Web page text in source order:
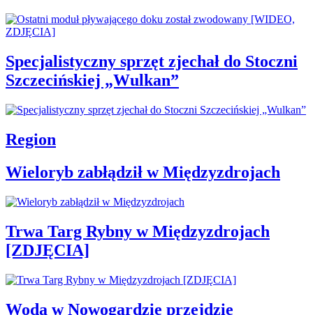
Specjalistyczny sprzęt zjechał do Stoczni
Szczecińskiej „Wulkan”
Region
Wieloryb zabłądził w Międzyzdrojach
Trwa Targ Rybny w Międzyzdrojach
[ZDJĘCIA]
Woda w Nowogardzie przejdzie